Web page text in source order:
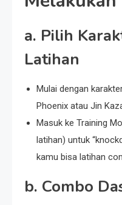
a. Pilih
Latihan
Mulai dengan
Phoenix atau Jin
Masuk ke Training
latihan) untuk
kamu bisa latihan
b. Combo